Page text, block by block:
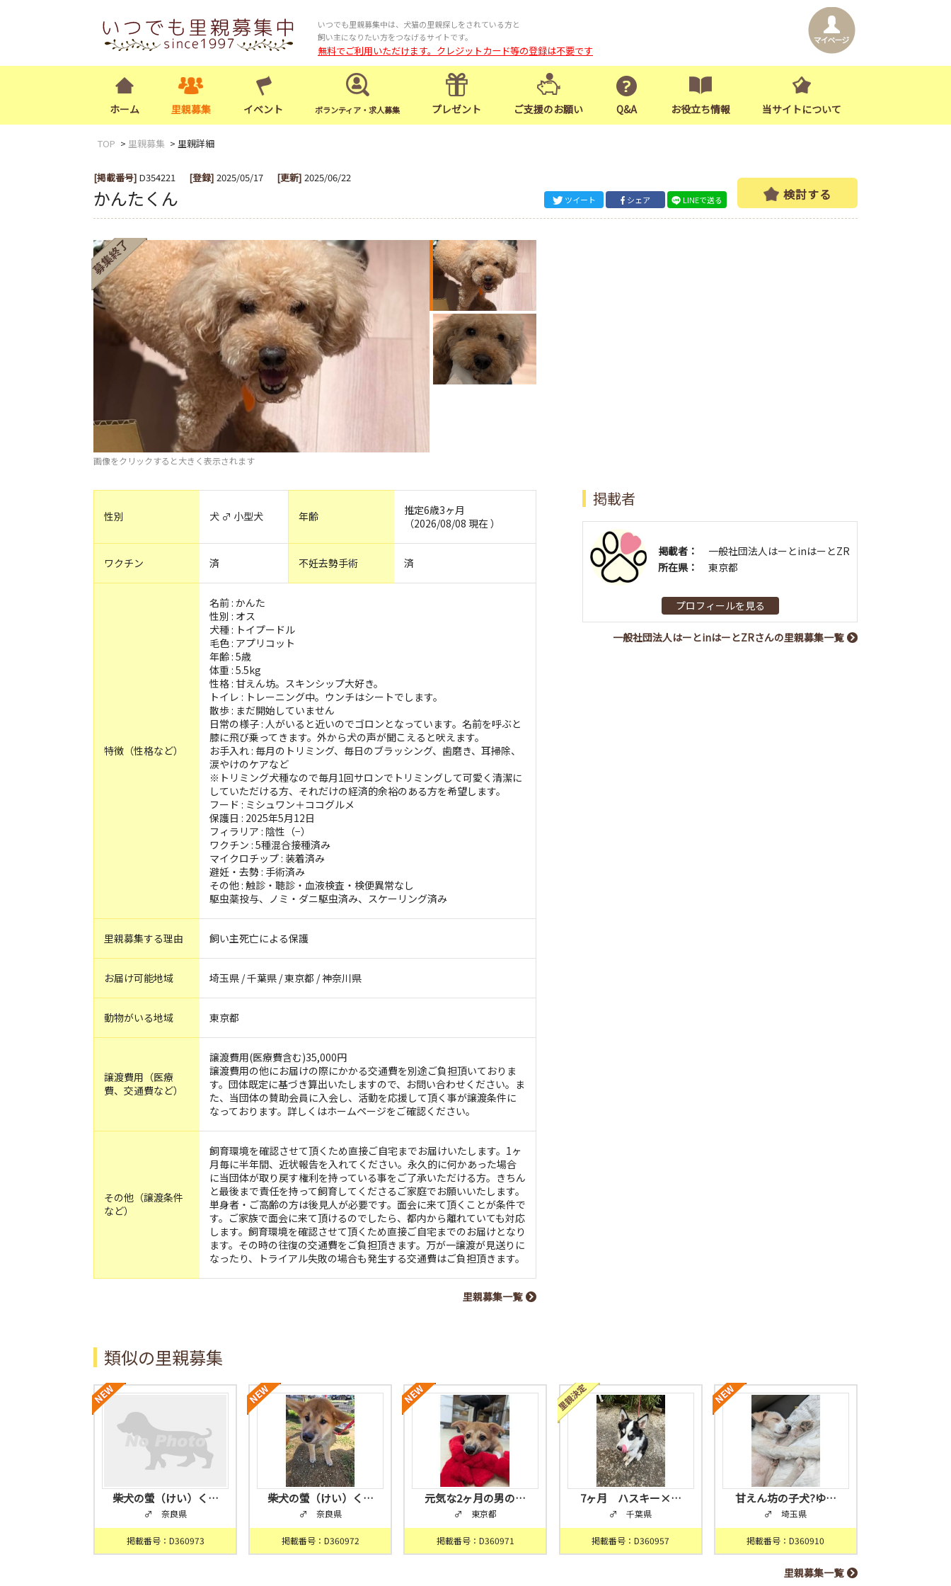
いつでも里親募集中は、犬猫の里親探しをされている方と
飼い主になりたい方をつなげるサイトです。
無料でご利用いただけます。クレジットカード等の登録は不要です
ホーム 里親募集 イベント ボランティア・求人募集 プレゼント ご支援のお願い Q&A お役立ち情報 当サイトについて
TOP 里親募集 里親詳細
[掲載番号] D354221 [登録] 2025/05/17 [更新] 2025/06/22
かんたくん ツイート シェア LINEで送る 検討する
画像をクリックすると大きく表示されます
性別 犬 ♂ 小型犬 年齢
推定6歳3ヶ月
（2026/08/08 現在 ）
ワクチン 済 不妊去勢手術 済
特徴（性格など）
名前 : かんた
性別 : オス
犬種 : トイプードル
毛色 : アプリコット
年齢 : 5歳
体重 : 5.5kg
性格 : 甘えん坊。スキンシップ大好き。
トイレ : トレーニング中。ウンチはシートでします。
散歩 : まだ開始していません
日常の様子 : 人がいると近いのでゴロンとなっています。名前を呼ぶと
膝に飛び乗ってきます。外から犬の声が聞こえると吠えます。
お手入れ : 毎月のトリミング、毎日のブラッシング、歯磨き、耳掃除、
涙やけのケアなど
※トリミング犬種なので毎月1回サロンでトリミングして可愛く清潔に
していただける方、それだけの経済的余裕のある方を希望します。
フード : ミシュワン＋ココグルメ
保護日 : 2025年5月12日
フィラリア : 陰性（−）
ワクチン : 5種混合接種済み
マイクロチップ : 装着済み
避妊・去勢 : 手術済み
その他 : 触診・聴診・血液検査・検便異常なし
駆虫薬投与、ノミ・ダニ駆虫済み、スケーリング済み
里親募集する理由 飼い主死亡による保護
お届け可能地域 埼玉県 / 千葉県 / 東京都 / 神奈川県
動物がいる地域 東京都
譲渡費用（医療
費、交通費など）
譲渡費用(医療費含む)35,000円
譲渡費用の他にお届けの際にかかる交通費を別途ご負担頂いておりま
す。団体既定に基づき算出いたしますので、お問い合わせください。ま
た、当団体の賛助会員に入会し、活動を応援して頂く事が譲渡条件に
なっております。詳しくはホームページをご確認ください。
その他（譲渡条件
など）
飼育環境を確認させて頂くため直接ご自宅までお届けいたします。1ヶ
月毎に半年間、近状報告を入れてください。永久的に何かあった場合
に当団体が取り戻す権利を持っている事をご了承いただける方。きちん
と最後まで責任を持って飼育してくださるご家庭でお願いいたします。
単身者・ご高齢の方は後見人が必要です。面会に来て頂くことが条件で
す。ご家族で面会に来て頂けるのでしたら、都内から離れていても対応
します。飼育環境を確認させて頂くため直接ご自宅までのお届けとなり
ます。その時の往復の交通費をご負担頂きます。万が一譲渡が見送りに
なったり、トライアル失敗の場合も発生する交通費はご負担頂きます。
里親募集一覧
掲載者
掲載者：
一般社団法人はーとinはーとZR
所在県：
東京都
プロフィールを見る
一般社団法人はーとinはーとZRさんの里親募集一覧
類似の里親募集
柴犬の螢（けい）く…
♂ 奈良県
掲載番号：D360973
柴犬の螢（けい）く…
♂ 奈良県
掲載番号：D360972
元気な2ヶ月の男の…
♂ 東京都
掲載番号：D360971
7ヶ月 ハスキー×…
♂ 千葉県
掲載番号：D360957
甘えん坊の子犬?ゆ…
♂ 埼玉県
掲載番号：D360910
里親募集一覧